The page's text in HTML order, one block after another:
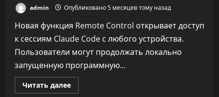
admin Опубликовано 5 месяцев тому назад
Новая функция Remote Control открывает доступ
к сессиям Claude Code с любого устройства.
Пользователи могут продолжать локально
запущенную программную...
Читать далееПрочитать
больше